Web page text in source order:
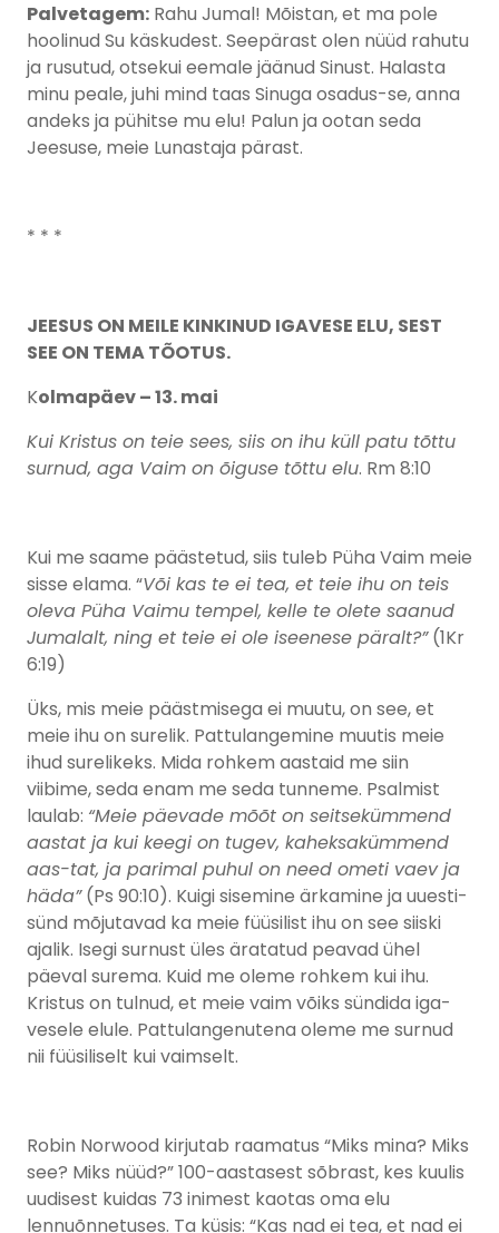
Palvetagem: Rahu Jumal! Mõistan, et ma pole
hoolinud Su käskudest. Seepärast olen nüüd rahutu
ja rusutud, otsekui eemale jäänud Sinust. Halasta
minu peale, juhi mind taas Sinuga osadus-se, anna
andeks ja pühitse mu elu! Palun ja ootan seda
Jeesuse, meie Lunastaja pärast.
* * *
JEESUS ON MEILE KINKINUD IGAVESE ELU, SEST
SEE ON TEMA TÕOTUS.
Kolmapäev – 13. mai
Kui Kristus on teie sees, siis on ihu küll patu tõttu
surnud, aga Vaim on õiguse tõttu elu. Rm 8:10
Kui me saame päästetud, siis tuleb Püha Vaim meie
sisse elama. “Või kas te ei tea, et teie ihu on teis
oleva Püha Vaimu tempel, kelle te olete saanud
Jumalalt, ning et teie ei ole iseenese päralt?”(1Kr
6:19)
Üks, mis meie päästmisega ei muutu, on see, et
meie ihu on surelik. Pattulangemine muutis meie
ihud surelikeks. Mida rohkem aastaid me siin
viibime, seda enam me seda tunneme. Psalmist
laulab: “Meie päevade mõõt on seitsekümmend
aastat ja kui keegi on tugev, kaheksakümmend
aas-tat, ja parimal puhul on need ometi vaev ja
häda”(Ps 90:10). Kuigi sisemine ärkamine ja uuesti-
sünd mõjutavad ka meie füüsilist ihu on see siiski
ajalik. Isegi surnust üles äratatud peavad ühel
päeval surema. Kuid me oleme rohkem kui ihu.
Kristus on tulnud, et meie vaim võiks sündida iga-
vesele elule. Pattulangenutena oleme me surnud
nii füüsiliselt kui vaimselt.
Robin Norwood kirjutab raamatus “Miks mina? Miks
see? Miks nüüd?” 100-aastasest sõbrast, kes kuulis
uudisest kuidas 73 inimest kaotas oma elu
lennuõnnetuses. Ta küsis: “Kas nad ei tea, et nad ei